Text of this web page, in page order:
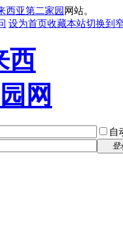
西亚第二家园 网站。
设为首页收藏本站切换到
自
登